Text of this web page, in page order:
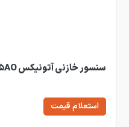
سنسور خازنی آتونیکس CR30-15AO
استعلام قیمت